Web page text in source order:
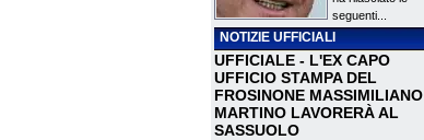
seguenti...
NOTIZIE UFFICIALI
UFFICIALE - L'EX CAPO
UFFICIO STAMPA DEL
FROSINONE MASSIMILIANO
MARTINO LAVORERÀ AL
SASSUOLO